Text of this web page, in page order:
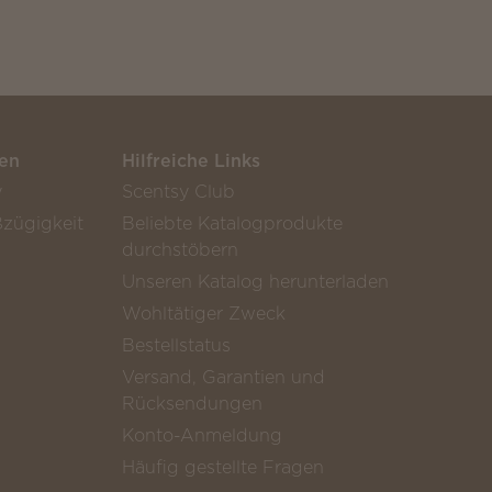
Hilfreiche Links
Scentsy Club
Beliebte Katalogprodukte
durchstöbern
Unseren Katalog herunterladen
Wohltätiger Zweck
Bestellstatus
Versand, Garantien und
Rücksendungen
Konto-Anmeldung
Häufig gestellte Fragen